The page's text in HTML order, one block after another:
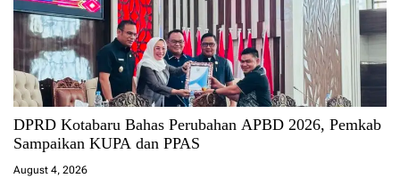
DPRD Kotabaru Bahas Perubahan APBD 2026, Pemkab
Sampaikan KUPA dan PPAS
August 4, 2026